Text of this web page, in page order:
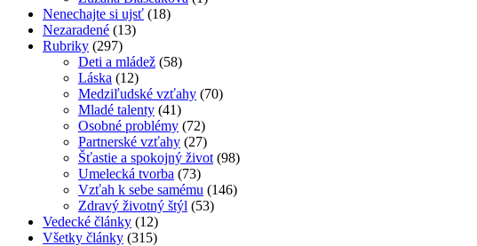
Nenechajte si ujsť (18)
Nezaradené (13)
Rubriky (297)
Deti a mládež (58)
Láska (12)
Medziľudské vzťahy (70)
Mladé talenty (41)
Osobné problémy (72)
Partnerské vzťahy (27)
Šťastie a spokojný život (98)
Umelecká tvorba (73)
Vzťah k sebe samému (146)
Zdravý životný štýl (53)
Vedecké články (12)
Všetky články (315)